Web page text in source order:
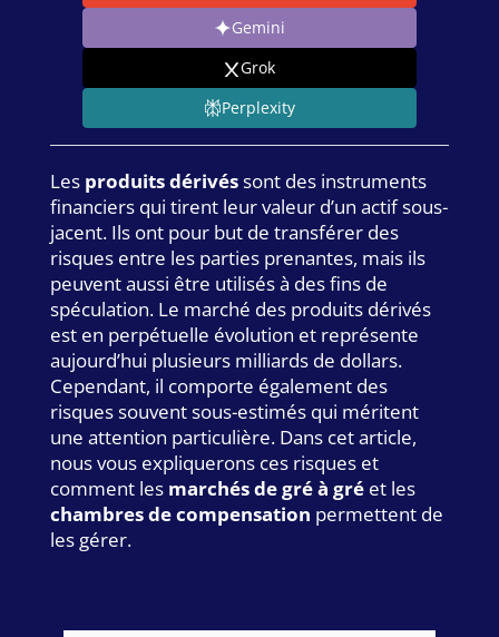
Gemini
Grok
Perplexity
Les produits dérivéssont des instruments
financiers qui tirent leur valeur d’un actif sous-
jacent. Ils ont pour but de transférer des
risques entre les parties prenantes, mais ils
peuvent aussi être utilisés à des fins de
spéculation. Le marché des produits dérivés
est en perpétuelle évolution et représente
aujourd’hui plusieurs milliards de dollars.
Cependant, il comporte également des
risques souvent sous-estimés qui méritent
une attention particulière. Dans cet article,
nous vous expliquerons ces risques et
comment les marchés de gré à gréet les
chambres de compensation permettent de
les gérer.